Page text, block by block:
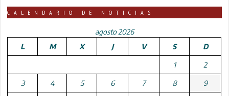
CALENDARIO DE NOTICIAS
agosto 2026
L
M X J V S D
1 2
3 4 5 6 7 8 9